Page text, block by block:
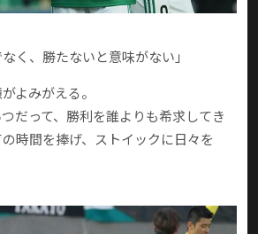
く、勝たないと意味がない」
よみがえる。
だって、勝利を誰よりも希求してき
時間を捧げ、ストイックに日々を